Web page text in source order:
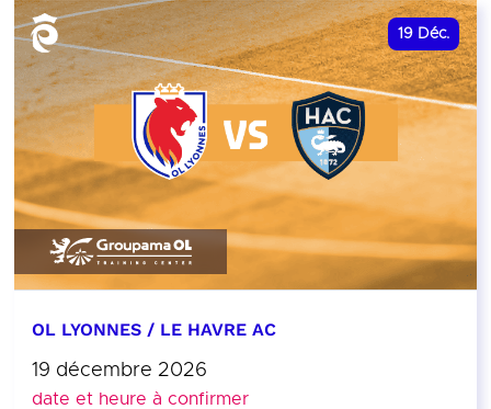
19 Déc.
OL LYONNES / LE HAVRE AC
19 décembre 2026
date et heure à confirmer